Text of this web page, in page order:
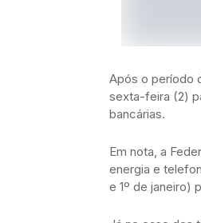
Após o período
sexta-feira (2)
bancárias.
Em nota, a
energia e
e 1º de janeiro)